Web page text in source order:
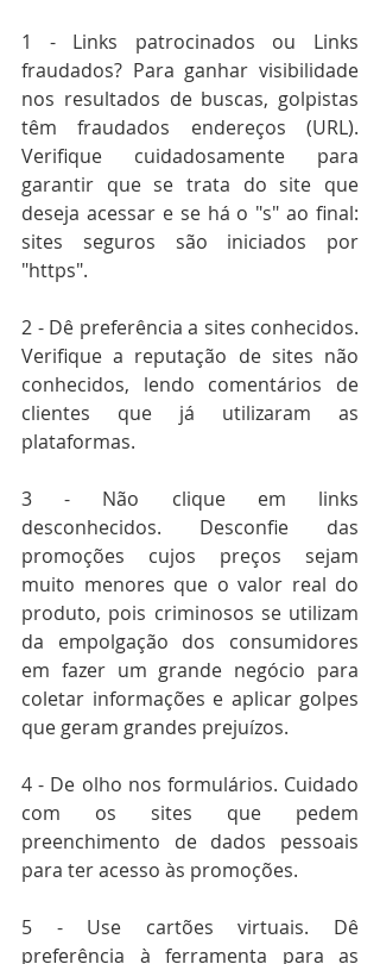
1 - Links patrocinados ou Links
fraudados? Para ganhar visibilidade
nos resultados de buscas, golpistas
têm fraudados endereços (URL).
Verifique cuidadosamente para
garantir que se trata do site que
deseja acessar e se há o "s" ao final:
sites seguros são iniciados por
"https".
2 - Dê preferência a sites conhecidos.
Verifique a reputação de sites não
conhecidos, lendo comentários de
clientes que já utilizaram as
plataformas.
3 - Não clique em links
desconhecidos. Desconfie das
promoções cujos preços sejam
muito menores que o valor real do
produto, pois criminosos se utilizam
da empolgação dos consumidores
em fazer um grande negócio para
coletar informações e aplicar golpes
que geram grandes prejuízos.
4 - De olho nos formulários. Cuidado
com os sites que pedem
preenchimento de dados pessoais
para ter acesso às promoções.
5 - Use cartões virtuais. Dê
preferência à ferramenta para as